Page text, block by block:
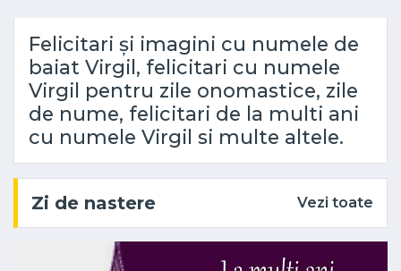
Felicitari și imagini cu numele de
baiat Virgil, felicitari cu numele
Virgil pentru zile onomastice, zile
de nume, felicitari de la multi ani
cu numele Virgil si multe altele.
Zi de nastere Vezi toate